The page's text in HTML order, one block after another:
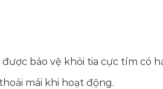
bảo vệ khỏi tia cực tím có
mái khi hoạt động.